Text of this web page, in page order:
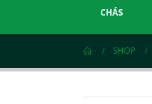
CHÁS
SHOP